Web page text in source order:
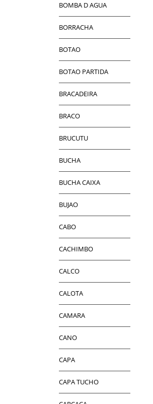
BOMBA D AGUA
BORRACHA
BOTAO
BOTAO PARTIDA
BRACADEIRA
BRACO
BRUCUTU
BUCHA
BUCHA CAIXA
BUJAO
CABO
CACHIMBO
CALCO
CALOTA
CAMARA
CANO
CAPA
CAPA TUCHO